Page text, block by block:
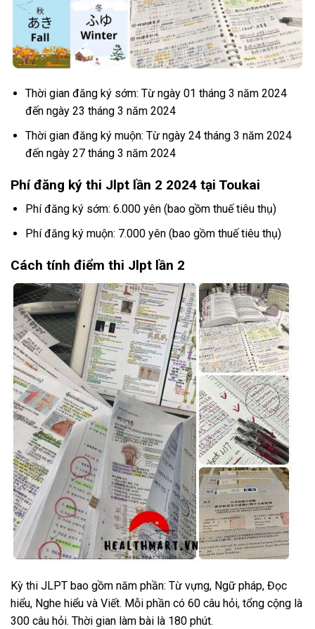
Thời gian đăng ký sớm: Từ ngày 01 tháng 3 năm 2024
đến ngày 23 tháng 3 năm 2024
Thời gian đăng ký muộn: Từ ngày 24 tháng 3 năm 2024
đến ngày 27 tháng 3 năm 2024
Phí đăng ký thi Jlpt lần 2 2024 tại Toukai
Phí đăng ký sớm: 6.000 yên (bao gồm thuế tiêu thụ)
Phí đăng ký muộn: 7.000 yên (bao gồm thuế tiêu thụ)
Cách tính điểm thi Jlpt lần 2
Kỳ thi JLPT bao gồm năm phần: Từ vựng, Ngữ pháp, Đọc
hiểu, Nghe hiểu và Viết. Mỗi phần có 60 câu hỏi, tổng cộng là
300 câu hỏi. Thời gian làm bài là 180 phút.